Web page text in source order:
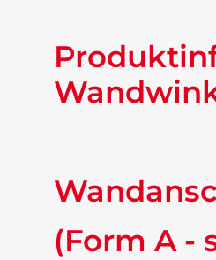
(Form A -